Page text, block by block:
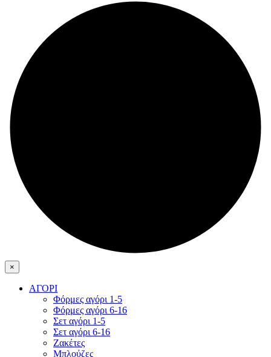
×
ΑΓΟΡΙ
Φόρμες αγόρι 1-5
Φόρμες αγόρι 6-16
Σετ αγόρι 1-5
Σετ αγόρι 6-16
Ζακέτες
Μπλούζες